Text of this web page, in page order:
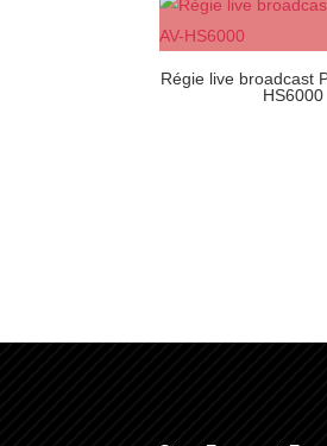
Régie live broadcast
HS6000